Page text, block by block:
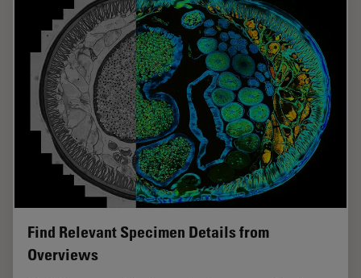
Find Relevant Specimen Details from
Overviews